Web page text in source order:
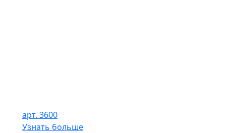
арт. 3600
Узнать больше